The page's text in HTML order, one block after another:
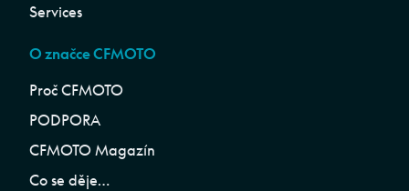
Services
O značce CFMOTO
Proč CFMOTO
PODPORA
CFMOTO Magazín
Co se děje…